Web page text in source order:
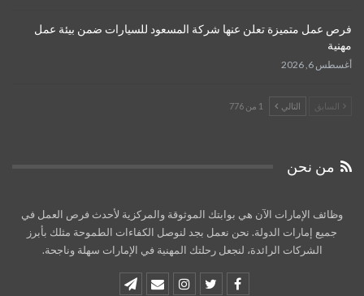
فرص عمل متميزة تعلن عنها شركة المسعود للسيارات ضمن بيئة عمل
مهنية
أغسطس 6, 2026
السابق التالي 1 من 776
من نحن
وظائف الإمارات الآن هي بوابتك الموثوقة والمركزية لأحدث فرص العمل في
جميع إمارات الدولة. نحن نعمل بجد لنوصل الكفاءات الطموحة مثلك بأبرز
الشركات الرائدة، لنجعل رحلتك المهنية في الإمارات سهلة وناجحة.